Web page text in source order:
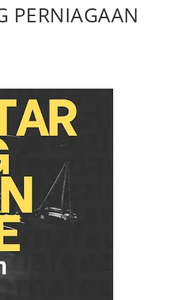
PERNIAGAAN